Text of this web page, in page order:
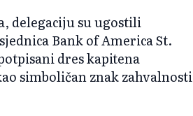
delegaciju su ugostili
Bank of America St.
dres kapitena
simboličan znak zahvalnosti